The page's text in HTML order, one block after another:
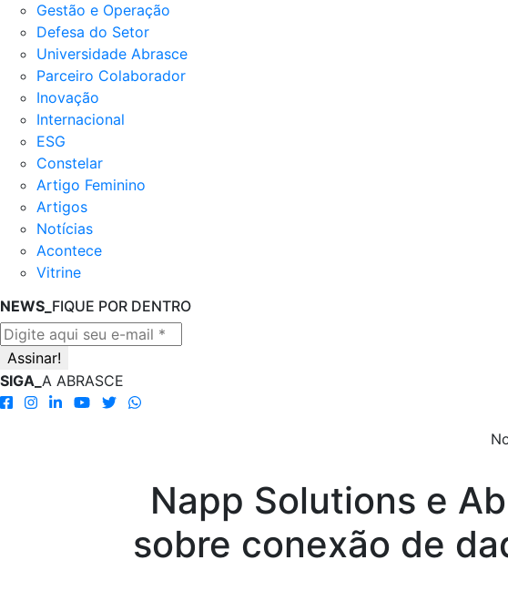
Gestão e Operação
Defesa do Setor
Universidade Abrasce
Parceiro Colaborador
Inovação
Internacional
ESG
Constelar
Artigo Feminino
Artigos
Notícias
Acontece
Vitrine
NEWS_ FIQUE POR DENTRO
SIGA_ A ABRASCE
Napp Solutions e
sobre conexão de